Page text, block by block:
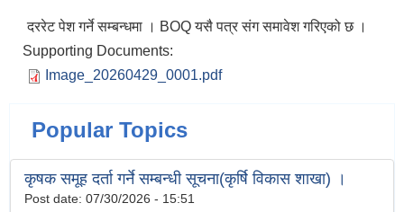
दररेट पेश गर्ने सम्बन्धमा । BOQ यसै पत्र संग समावेश गरिएको छ ।
Supporting Documents:
Image_20260429_0001.pdf
Popular Topics
कृषक समूह दर्ता गर्ने सम्बन्धी सूचना(कृर्षि विकास शाखा) ।
Post date: 07/30/2026 - 15:51